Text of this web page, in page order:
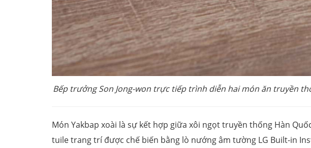
Bếp trưởng Son Jong-won trực tiếp trình diễn hai món ăn truyền
Món Yakbap xoài là sự kết hợp giữa xôi ngọt truyền thống Hàn
tuile trang trí được chế biến bằng lò nướng âm tường LG Built-in